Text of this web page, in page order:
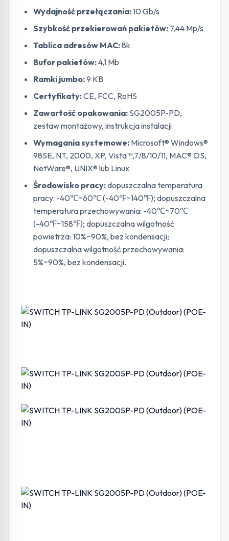
Wydajność przełączania:10 Gb/s
Szybkość przekierowań pakietów: 7,44 Mp/s
Tablica adresów MAC:8k
Bufor pakietów:4,1 Mb
Ramki jumbo:9 KB
Certyfikaty:CE, FCC, RoHS
Zawartość opakowania: SG2005P-PD,
zestaw montażowy, instrukcja instalacji
Wymagania systemowe: Microsoft® Windows®
98SE, NT, 2000, XP, Vista™,7/8/10/11, MAC® OS,
NetWare®, UNIX® lub Linux
Środowisko pracy:dopuszczalna temperatura
pracy: -40℃~60℃ (-40℉~140℉); dopuszczalna
temperatura przechowywania: -40℃~70℃
(-40℉~158℉); dopuszczalna wilgotność
powietrza: 10%~90%, bez kondensacji;
dopuszczalna wilgotność przechowywania:
5%~90%, bez kondensacji.